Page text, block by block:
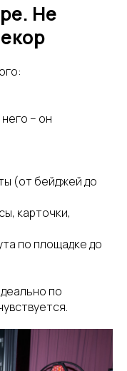
Не
– он
(от бейджей до
карточки,
по площадке до
по